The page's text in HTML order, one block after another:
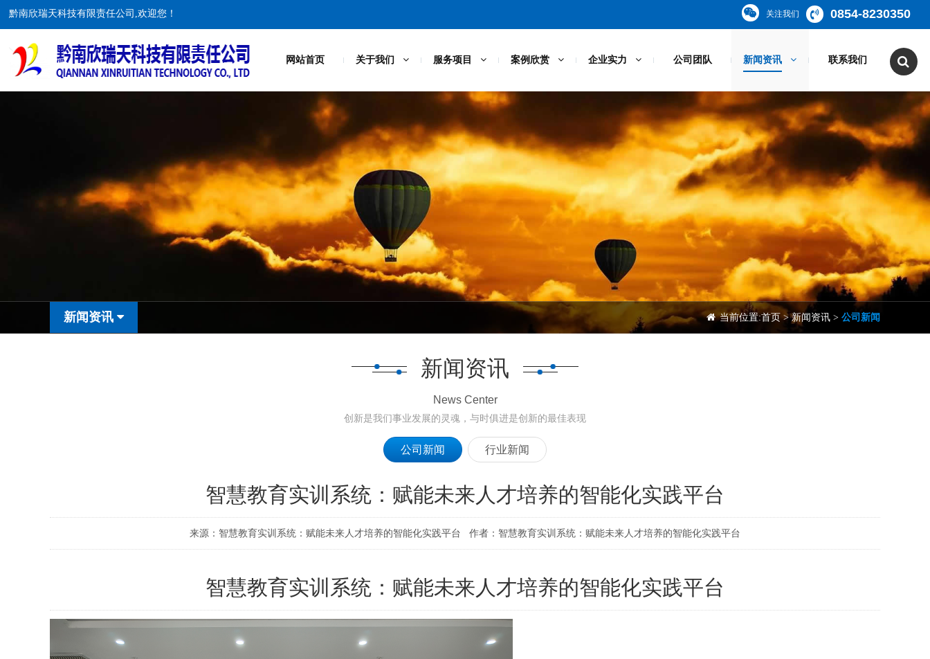
黔南欣瑞天科技有限责任公司,欢迎您！ 关注我们 0854-8230350
网站首页 关于我们 服务项目 案例欣赏 企业实力 公司团队 新闻资讯 联系我们
新闻资讯 当前位置:首页>新闻资讯 > 公司新闻
新闻资讯
News Center
创新是我们事业发展的灵魂，与时俱进是创新的最佳表现
公司新闻 行业新闻
智慧教育实训系统：赋能未来人才培养的智能化实践平台
来源：智慧教育实训系统：赋能未来人才培养的智能化实践平台 作者：智慧教育实训系统：赋能未来人才培养的智能化实践平台
智慧教育实训系统：赋能未来人才培养的智能化实践平台